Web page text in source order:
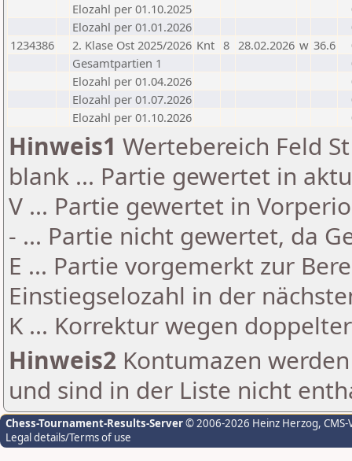
Elozahl per 01.10.2025
Elozahl per 01.01.2026
1234386
2. Klase Ost 2025/2026 Knt 8 28.02.2026 w 36.6
Gesamtpartien 1
Elozahl per 01.04.2026
Elozahl per 01.07.2026
Elozahl per 01.10.2026
Hinweis1 Wertebereich Feld
blank ... Partie gewertet in
V ... Partie gewertet in
- ... Partie nicht gewertet, da
E ... Partie vorgemerkt zur
Einstiegselozahl in der
K ... Korrektur wegen
Hinweis2 Kontumazen
und sind in der Liste nicht
Chess-Tournament-Results-Server© 2006-2026 Heinz Herzog,
Legal details/Terms of use